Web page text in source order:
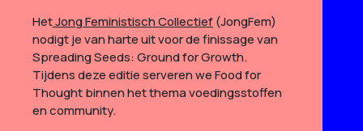
HetJong Feministisch Collectief(JongFem)
nodigt je van harte uit voor de finissage van
Spreading Seeds: Ground for Growth.
Tijdens deze editie serveren we Food for
Thought binnen het thema voedingsstoffen
en community.